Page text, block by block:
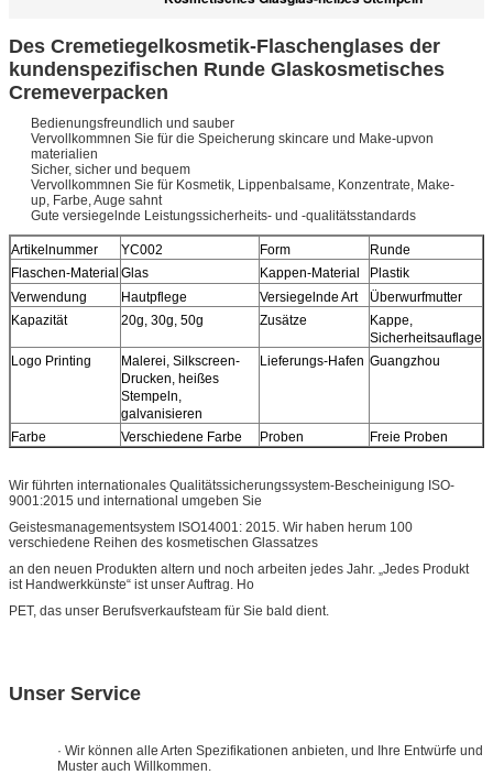
Des Cremetiegelkosmetik-Flaschenglases der
kundenspezifischen Runde Glaskosmetisches
Cremeverpacken
Bedienungsfreundlich und sauber
Vervollkommnen Sie für die Speicherung skincare und Make-upvon
materialien
Sicher, sicher und bequem
Vervollkommnen Sie für Kosmetik, Lippenbalsame, Konzentrate, Make-
up, Farbe, Auge sahnt
Gute versiegelnde Leistungssicherheits- und -qualitätsstandards
Artikelnummer YC002 Form
Runde
Flaschen-Material Glas Kappen-Material
Plastik
Verwendung
Hautpflege Versiegelnde Art
Überwurfmutter
Kapazität
20g, 30g, 50g Zusätze
Kappe,
Sicherheitsauflage
Logo Printing
Malerei, Silkscreen-
Drucken, heißes
Stempeln,
galvanisieren
Lieferungs-Hafen Guangzhou
Farbe Verschiedene Farbe Proben Freie Proben
Wir führten internationales Qualitätssicherungssystem-Bescheinigung ISO-
9001:2015 und international umgeben Sie
Geistesmanagementsystem ISO14001: 2015. Wir haben herum 100
verschiedene Reihen des kosmetischen Glassatzes
an den neuen Produkten altern und noch arbeiten jedes Jahr. „Jedes Produkt
ist Handwerkkünste“ ist unser Auftrag. Ho
PET, das unser Berufsverkaufsteam für Sie bald dient.
Unser Service
· Wir können alle Arten Spezifikationen anbieten, und Ihre Entwürfe und
Muster auch Willkommen.